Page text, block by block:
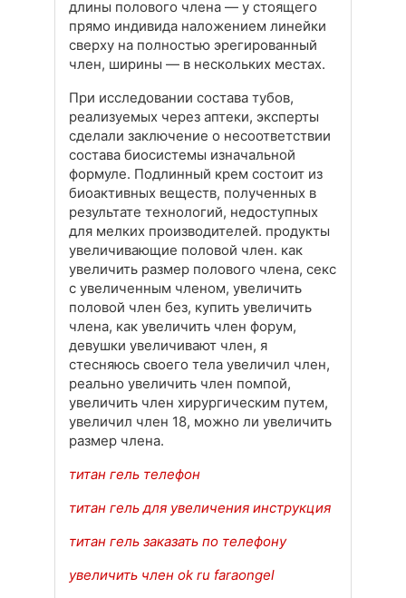
длины полового члена — у стоящего
прямо индивида наложением линейки
сверху на полностью эрегированный
член, ширины — в нескольких местах.
При исследовании состава тубов,
реализуемых через аптеки, эксперты
сделали заключение о несоответствии
состава биосистемы изначальной
формуле. Подлинный крем состоит из
биоактивных веществ, полученных в
результате технологий, недоступных
для мелких производителей. продукты
увеличивающие половой член. как
увеличить размер полового члена, секс
с увеличенным членом, увеличить
половой член без, купить увеличить
члена, как увеличить член форум,
девушки увеличивают член, я
стесняюсь своего тела увеличил член,
реально увеличить член помпой,
увеличить член хирургическим путем,
увеличил член 18, можно ли увеличить
размер члена.
титан гель телефон
титан гель для увеличения инструкция
титан гель заказать по телефону
увеличить член ok ru faraongel